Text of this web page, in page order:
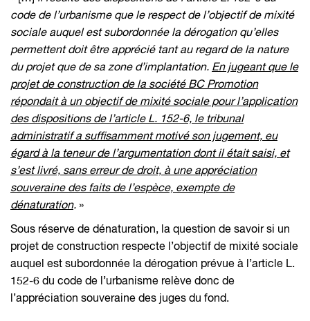
code de l’urbanisme que le respect de l’objectif de mixité
sociale auquel est subordonnée la dérogation qu’elles
permettent doit être apprécié tant au regard de la nature
du projet que de sa zone d’implantation. En jugeant que le
projet de construction de la société BC Promotion
répondait à un objectif de mixité sociale pour l’application
des dispositions de l’article L. 152-6, le tribunal
administratif a suffisamment motivé son jugement, eu
égard à la teneur de l’argumentation dont il était saisi, et
s’est livré, sans erreur de droit, à une appréciation
souveraine des faits de l’espèce, exempte de
dénaturation. »
Sous réserve de dénaturation, la question de savoir si un
projet de construction respecte l’objectif de mixité sociale
auquel est subordonnée la dérogation prévue à l’article L.
152-6 du code de l’urbanisme relève donc de
l’appréciation souveraine des juges du fond.